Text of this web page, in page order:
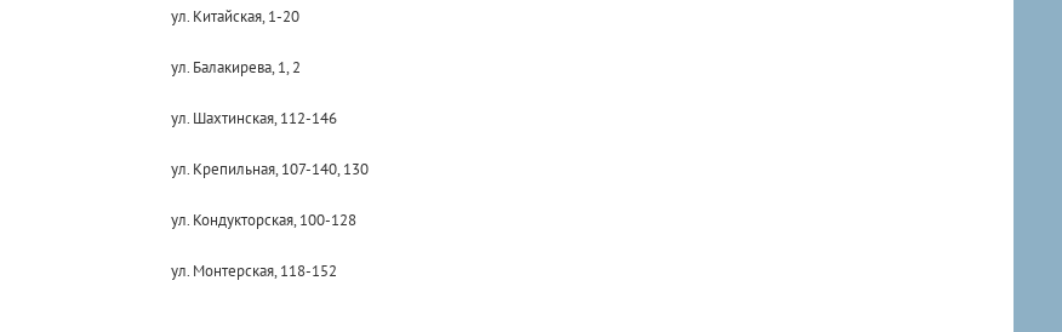
ул. Китайская, 1-20
ул. Балакирева, 1, 2
ул. Шахтинская, 112-146
ул. Крепильная, 107-140, 130
ул. Кондукторская, 100-128
ул. Монтерская, 118-152